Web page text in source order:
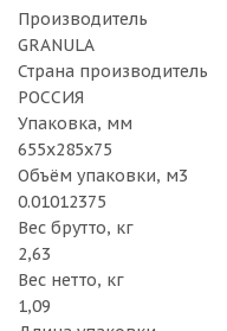
Производитель
GRANULA
Страна производитель
РОССИЯ
Упаковка, мм
655х285х75
Объём упаковки, м3
0.01012375
Вес брутто, кг
2,63
Вес нетто, кг
1,09